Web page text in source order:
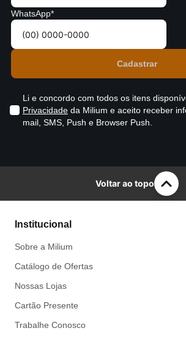
WhatsApp*
Li e concordo com todos os itens
Privacidade da Milium e aceito receber
mail, SMS, Push e Browser Push.
Voltar ao topo
Institucional
Sobre a Milium
Catálogo de Ofertas
Nossas Lojas
Cartão Presente
Trabalhe Conosco